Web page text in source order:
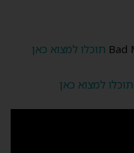
תוכלו למצוא כאן
תוכלו למצוא כאן